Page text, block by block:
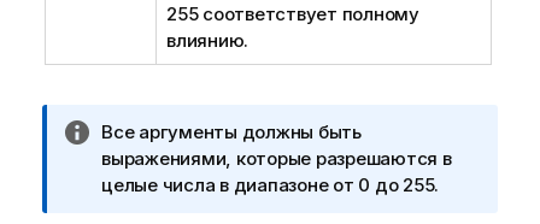
255 соответствует полному
влиянию.
П
р
и
Все аргументы должны быть
выражениями, которые разрешаются в
целые числа в диапазоне от 0 до 255.